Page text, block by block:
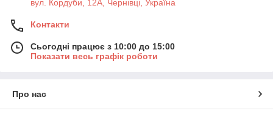
вул. Кордуби, 12А, Чернівці, Україна
Контакти
Сьогодні працює з 10:00 до 15:00
Показати весь графік роботи
Про нас